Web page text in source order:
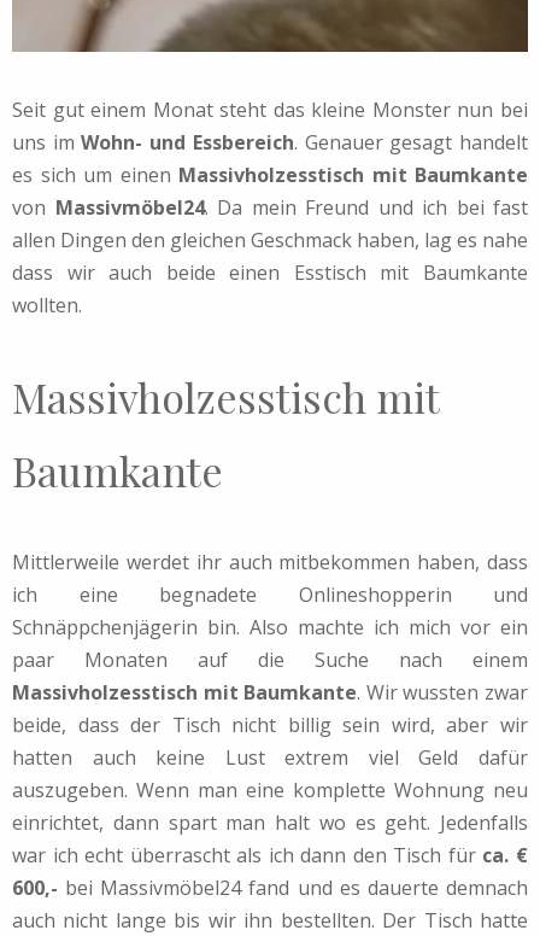
Seit gut einem Monat steht das kleine Monster nun bei
uns imWohn- und Essbereich. Genauer gesagt handelt
es sich um einen Massivholzesstisch mit Baumkante
von Massivmöbel24. Da mein Freund und ich bei fast
allen Dingen den gleichen Geschmack haben, lag es nahe
dass wir auch beide einen Esstisch mit Baumkante
wollten.
Massivholzesstisch mit
Baumkante
Mittlerweile werdet ihr auch mitbekommen haben, dass
ich eine begnadete Onlineshopperin und
Schnäppchenjägerin bin. Also machte ich mich vor ein
paar Monaten auf die Suche nach einem
Massivholzesstisch mit Baumkante. Wir wussten zwar
beide, dass der Tisch nicht billig sein wird, aber wir
hatten auch keine Lust extrem viel Geld dafür
auszugeben. Wenn man eine komplette Wohnung neu
einrichtet, dann spart man halt wo es geht. Jedenfalls
war ich echt überrascht als ich dann den Tisch für ca. €
600,- bei Massivmöbel24 fand und es dauerte demnach
auch nicht lange bis wir ihn bestellten. Der Tisch hatte